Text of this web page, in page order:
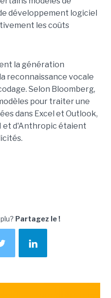
développement logiciel
les coûts
la génération
reconnaissance vocale
Selon Bloomberg,
pour traiter une
dans Excel et Outlook,
et d'Anthropic étaient
Partagez le !